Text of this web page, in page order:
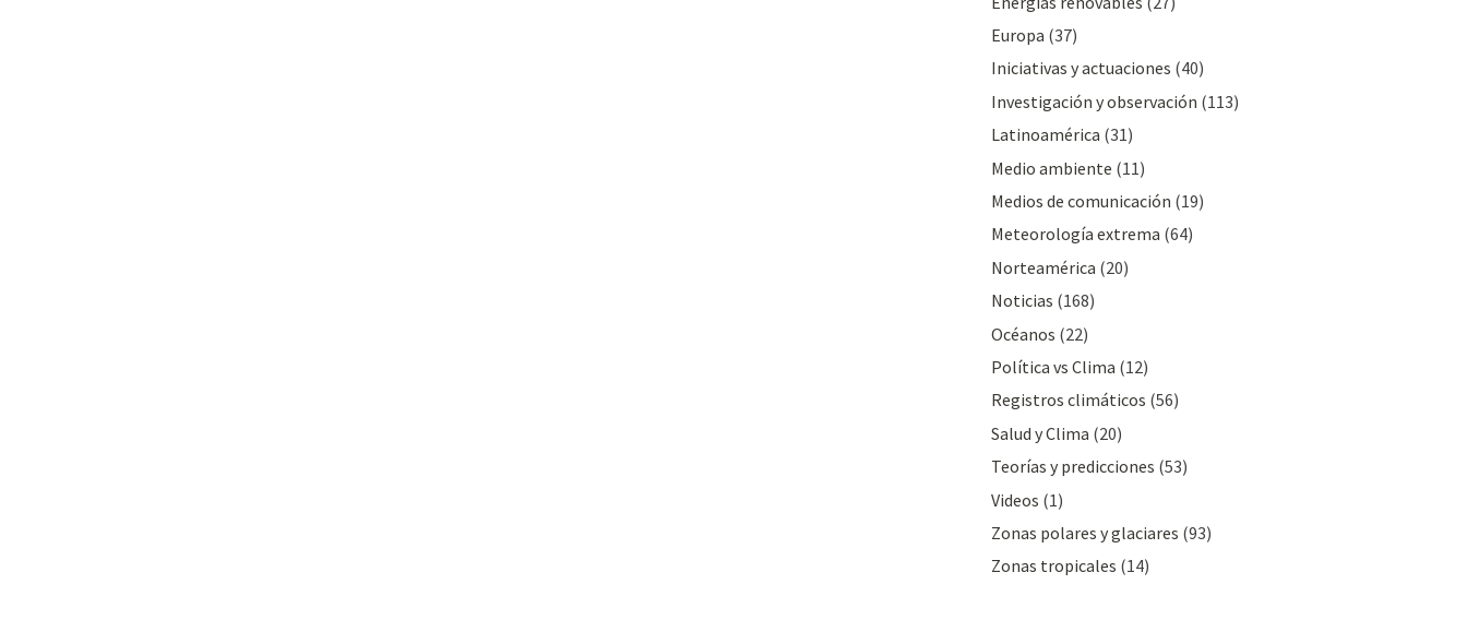
Europa (37)
Iniciativas y actuaciones (40)
Investigación y observación (113)
Latinoamérica (31)
Medio ambiente (11)
Medios de comunicación (19)
Meteorologí­a extrema (64)
Norteamérica (20)
Noticias (168)
Océanos (22)
Polí­tica vs Clima (12)
Registros climáticos (56)
Salud y Clima (20)
Teorías y predicciones (53)
Videos (1)
Zonas polares y glaciares (93)
Zonas tropicales (14)